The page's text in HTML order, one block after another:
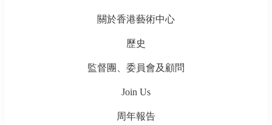
關於香港藝術中心
歷史
監督團、委員會及顧問
Join Us
周年報告